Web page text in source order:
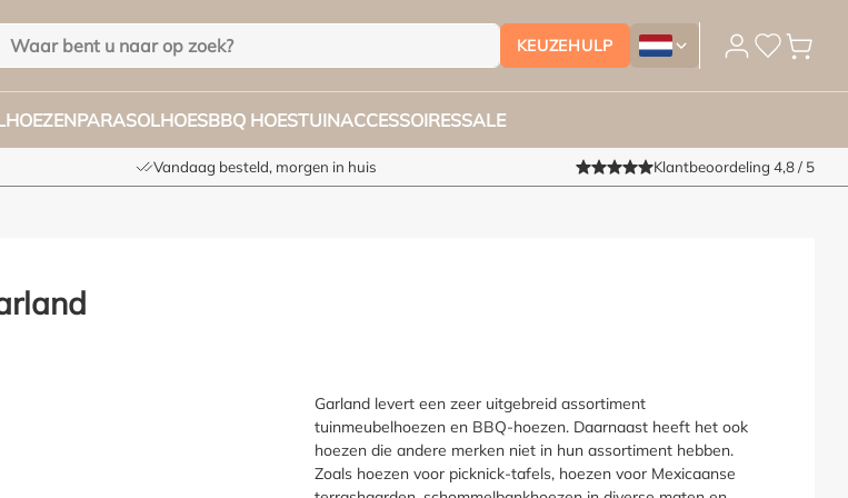
KEUZEHULP
Tuinmeubelhoesshop.nl -
PARASOLHOESBBQ HOESTUINACCESSOIRESSALE
Vandaag besteld, morgen in huis Klantbeoordeling 4,8 / 5
Garland levert een zeer uitgebreid assortiment
tuinmeubelhoezen en BBQ-hoezen. Daarnaast heeft het ook
hoezen die andere merken niet in hun assortiment hebben.
Zoals hoezen voor picknick-tafels, hoezen voor Mexicaanse